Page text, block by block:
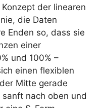
der linearen
die Daten
Enden so, dass sie
einer
und 100% –
einen flexiblen
Mitte gerade
nach oben und